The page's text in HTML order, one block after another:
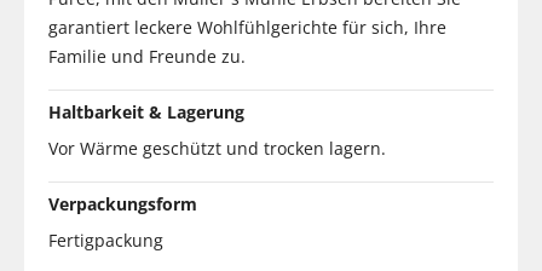
garantiert leckere Wohlfühlgerichte für sich, Ihre
Familie und Freunde zu.
Haltbarkeit & Lagerung
Vor Wärme geschützt und trocken lagern.
Verpackungsform
Fertigpackung